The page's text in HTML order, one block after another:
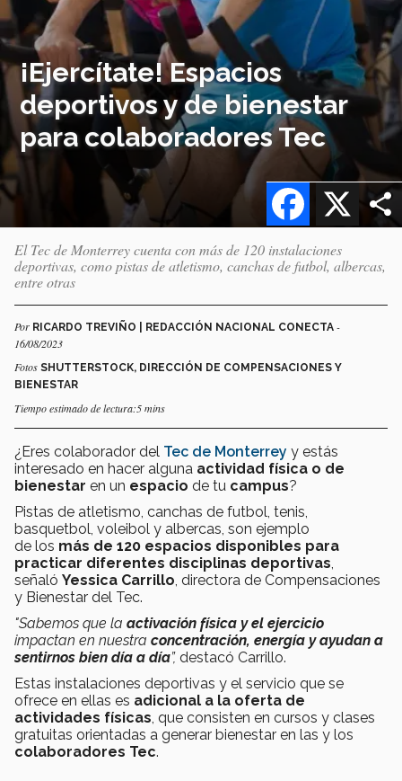
¡Ejercítate! Espacios
deportivos y de bienestar
para colaboradores Tec
X
Facebook
El Tec de Monterrey cuenta con más de 120 instalaciones
deportivas, como pistas de atletismo, canchas de futbol, albercas,
entre otras
Por RICARDO TREVIÑO | REDACCIÓN NACIONAL CONECTA -
16/08/2023
Fotos SHUTTERSTOCK, DIRECCIÓN DE COMPENSACIONES Y
BIENESTAR
Tiempo estimado de lectura:5 mins
¿Eres colaborador del Tec de Monterrey y estás
interesado en hacer alguna actividad física o de
bienestar en un espacio de tu campus?
Pistas de atletismo, canchas de futbol, tenis,
basquetbol, voleibol y albercas, son ejemplo
de los más de 120 espacios disponibles para
practicar diferentes disciplinas deportivas
señaló Yessica Carrillo , directora de Compensaciones
y Bienestar del Tec.
"Sabemos que la activación física y el ejercicio
impactan en nuestra concentración, energía y ayudan a
sentirnos bien día a día”, destacó Carrillo.
Estas instalaciones deportivas y el servicio que se
ofrece en ellas es adicional a la oferta de
actividades físicas , que consisten en cursos y clases
gratuitas orientadas a generar bienestar en las y los
colaboradores Tec.